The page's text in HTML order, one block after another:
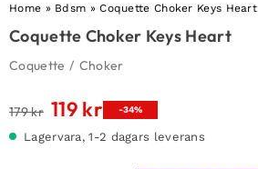
Home » Bdsm »Coquette Choker Keys Heart
Coquette Choker Keys Heart
Coquette / Choker
179kr Det
priset
119 krDet
priset
-34%
Lagervara, 1-2 dagars leverans